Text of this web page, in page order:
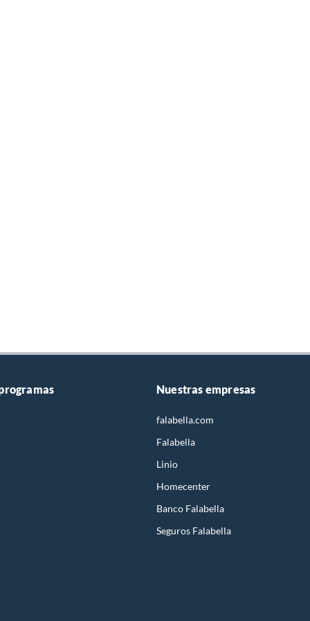
Nuestras empresas
falabella.com
Falabella
Linio
Homecenter
Banco Falabella
Seguros Falabella